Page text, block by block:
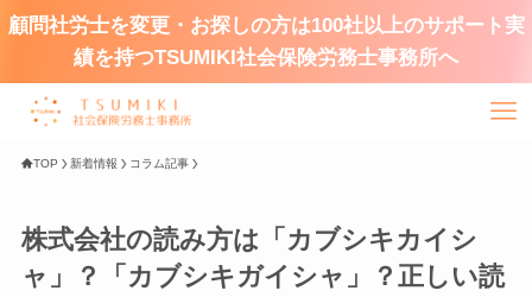
顧問社労士を変更・お探しの方は100社以上のサポート実
績を持つTSUMIKI社会保険労務士事務所へ
TOP 新着情報 コラム記事
株式会社の読み方は「カブシキカイシ
ャ」？「カブシキガイシャ」？正しい読